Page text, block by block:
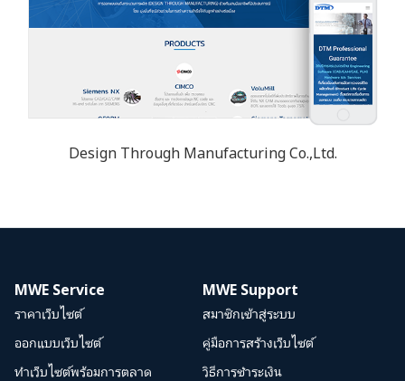
Design Through Manufacturing Co.,Ltd.
MWE Service
ราคาเว็บไซต์
ออกแบบเว็บไซต์
ทำเว็บไซต์พร้อมการตลาด
MWE Support
สมาชิกเข้าสู่ระบบ
คู่มือการสร้างเว็บไซต์
วิธีการชำระเงิน